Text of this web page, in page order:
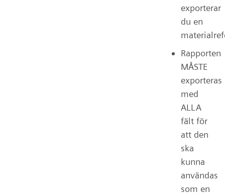
exporterar
du en
Rapporten
MÅSTE
exporteras
med
ALLA
fält för
att den
ska
kunna
användas
som en